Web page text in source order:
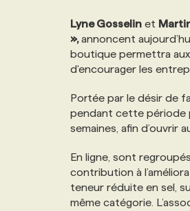
PRIX ET DISTINCTIONS
TENDANCES
GEO/SEO
ÉVÉNEMENTIEL
NOS AUTEUR‧RICES
FAQ
ANNONCEZ AVEC NOUS
FORMATIONS
NOS FORMATEUR‧RICES
POURQUOI CHOISIR NOS
NOS TARIFS
PROGRAMMES DE
NOS TARIFS
NOS EXPERTISES
ANNONCEZ AVEC NOUS
Lyne Gosselin et
»,annoncent
boutique permettra
d'encourager les
Portée par le désir de
pendant cette période
semaines, afin d’ouvrir
En ligne, sont
contribution à
teneur réduite en sel,
même catégorie.